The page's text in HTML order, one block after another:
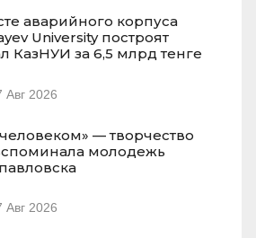
аварийного корпуса
University построят
КазНУИ за 6,5 млрд тенге
Авг 2026
— творчество
молодежь
Авг 2026